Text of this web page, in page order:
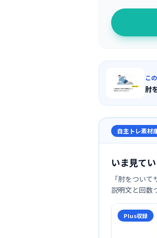
こ
肘
自主トレ素材
いま見て
「肘をついて
説明文と回数
Plus収録